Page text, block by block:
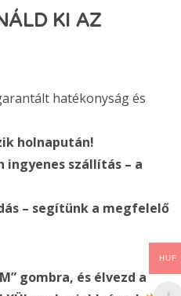
KI AZ
hatékonyság és
holnapután!
ingyenes szállítás – a
– segítünk a megfelelő
gombra, és élvezd a
HUF